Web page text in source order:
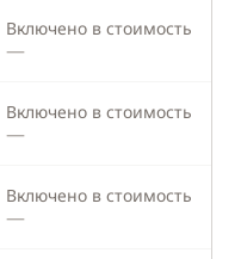
брашпиль
Доска для SUP-
Каяк
Включено в стоимость
—
Включено в стоимость
—
Включено в стоимость
—